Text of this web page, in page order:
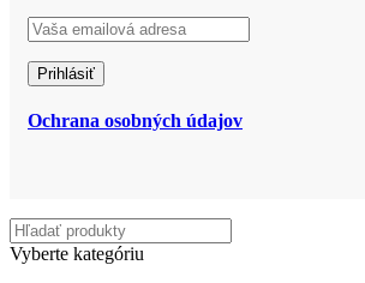
Ochrana osobných údajov
Vyberte kategóriu